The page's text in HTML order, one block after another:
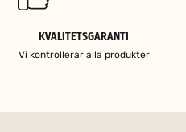
KVALITETSGARANTI
Vi kontrollerar alla produkter